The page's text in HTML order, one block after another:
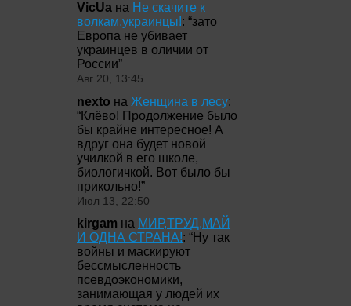
VicUa на Не скачите к
волкам,украинцы!: “зато
Европа не убивает
украинцев в оличии от
России”
Авг 20, 13:45
nexto на Женщина в лесу:
“Клёво! Продолжение было
бы крайне интересное! А
вдруг она будет новой
училкой в его школе,
биологичкой. Вот было бы
прикольно!”
Июл 13, 22:50
kirgam на МИР,ТРУД,МАЙ
И ОДНА СТРАНА!: “Ну так
войны и маскируют
бессмысленность
псевдоэкономики,
занимающая у людей их